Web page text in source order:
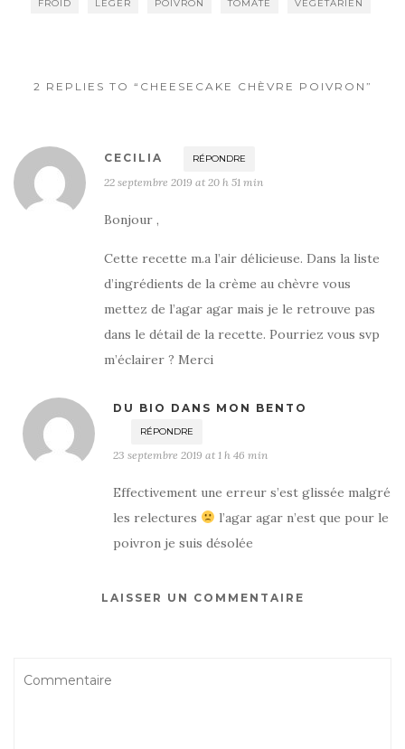
FROID LÉGER POIVRON TOMATE VÉGÉTARIEN
2 REPLIES TO “CHEESECAKE CHÈVRE POIVRON”
CECILIA RÉPONDRE
22 septembre 2019 at 20 h 51 min
Bonjour ,
Cette recette m.a l’air délicieuse. Dans la liste
d’ingrédients de la crème au chèvre vous
mettez de l’agar agar mais je le retrouve pas
dans le détail de la recette. Pourriez vous svp
m’éclairer ? Merci
DU BIO DANS MON BENTO
RÉPONDRE
23 septembre 2019 at 1 h 46 min
Effectivement une erreur s’est glissée malgré
les relectures
l’agar agar n’est que pour le
poivron je suis désolée
LAISSER UN COMMENTAIRE